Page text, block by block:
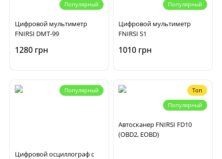
Популярный
Цифровой мультиметр
FNIRSI DMT-99
1280 грн
Популярный
Цифровой мультиметр
FNIRSI S1
1010 грн
Популярный
Цифровой осциллограф с
Топ
Популярный
Автосканер FNIRSI FD10
(OBD2, EOBD)